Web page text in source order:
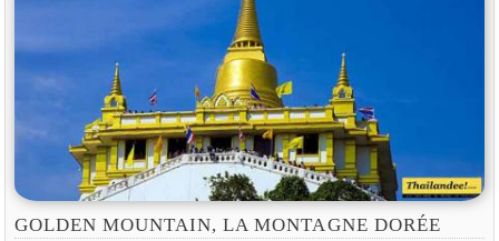
GOLDEN MOUNTAIN, LA MONTAGNE DORÉE